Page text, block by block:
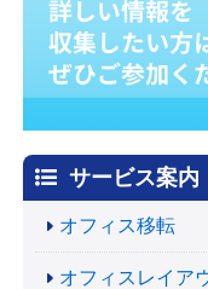
サービス案内
オフィス移転
オフィスレイア